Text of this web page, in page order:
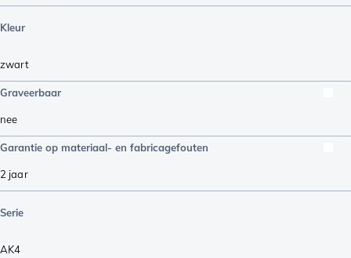
Kleur
zwart
Graveerbaar
nee
Garantie op materiaal- en fabricagefouten
2 jaar
Serie
AK4